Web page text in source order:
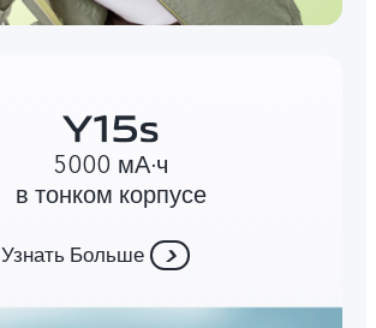
5000 мА∙ч
в тонком корпусе
Узнать Больше